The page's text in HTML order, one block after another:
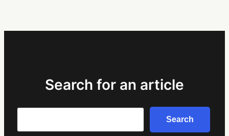
Search for an article
Search